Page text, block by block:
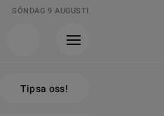
SÖNDAG 9 AUGUSTI
Tipsa oss!